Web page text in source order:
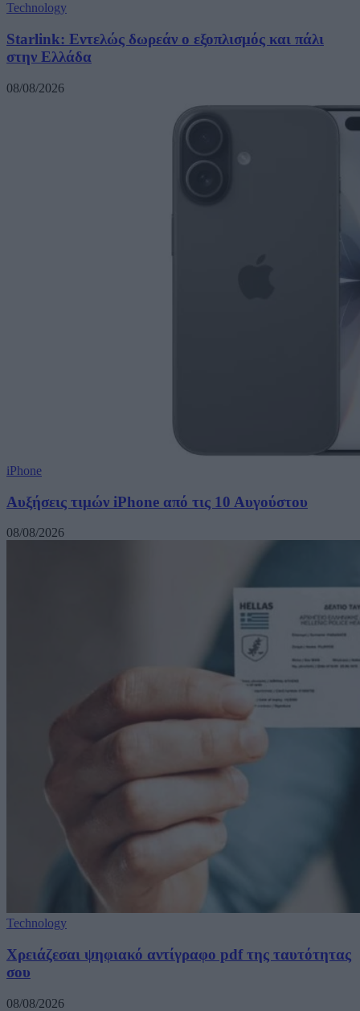
Technology
Starlink: Εντελώς δωρεάν ο εξοπλισμός και πάλι
στην Ελλάδα
08/08/2026
iPhone
Αυξήσεις τιμών iPhone από τις 10 Αυγούστου
08/08/2026
Technology
Χρειάζεσαι ψηφιακό αντίγραφο pdf της ταυτότητας
σου
08/08/2026